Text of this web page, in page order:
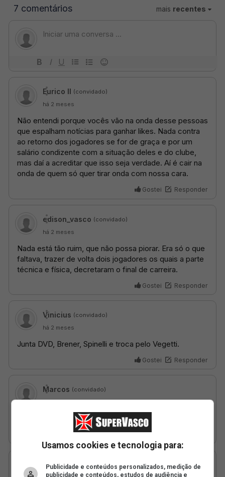
Usamos cookies e tecnologia para:
Publicidade e conteúdos personalizados, medição de
publicidade e conteúdos, estudos de audiência e